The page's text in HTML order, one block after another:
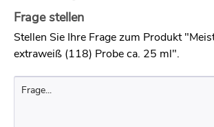
weiß.
Frage:
Hallo, wir haben eine Abdeckplatte für
Eiche anfertigen lassen und wollen
Ölen. Wäre das dann das richtige
Frage stellen
Stellen Sie Ihre Frage zum Produkt
extraweiß (118) Probe ca. 25 ml".